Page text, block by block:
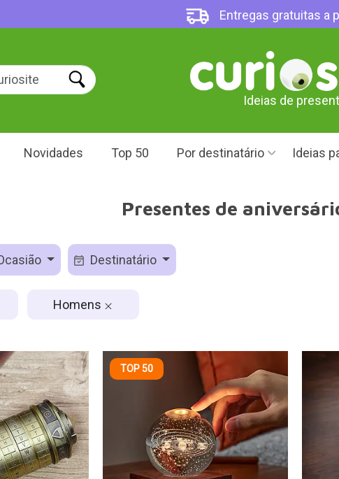
Entregas gratuitas a
Ideias de
Novidades Top 50 Por destinatário Ideias
Presentes de
Destinatário
Homens
TOP 50